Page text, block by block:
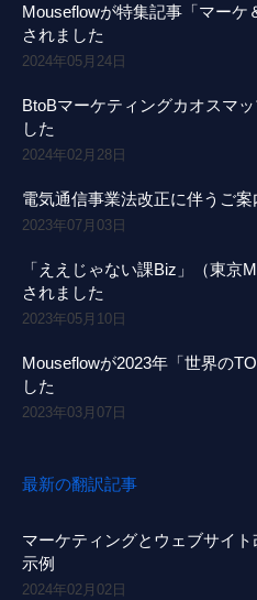
Mouseflowが特集記事「マーケ
されました
2024年05月24日
BtoBマーケティングカオスマ
した
2024年02月28日
電気通信事業法改正に伴うご案
2023年07月03日
「ええじゃない課Biz」（東京
されました
2023年05月10日
Mouseflowが2023年「世界の
した
2023年03月07日
最新の翻訳記事
マーケティングとウェブサイ
示例
2024年02月02日